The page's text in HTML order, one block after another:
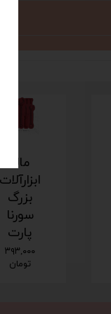
مالد
ابزارآلات
بزرگ
سورنا
پارت
۳۹۳,۰۰۰
تومان